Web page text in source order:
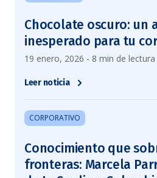
Chocolate oscuro: un
inesperado para tu
19 enero, 2026 - 8 min de lectura
Leer noticia
CORPORATIVO
Conocimiento que
fronteras: Marcela